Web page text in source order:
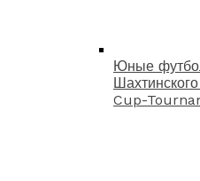
Юные
Cup-